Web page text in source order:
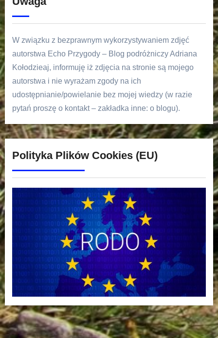
W związku z bezprawnym wykorzystywaniem zdjęć
autorstwa Echo Przygody – Blog podróżniczy Adriana
Kołodzieaj, informuję iż zdjęcia na stronie są mojego
autorstwa i nie wyrażam zgody na ich
udostępnianie/powielanie bez mojej wiedzy (w razie
pytań proszę o kontakt – zakładka inne: o blogu).
Polityka Plików Cookies (EU)